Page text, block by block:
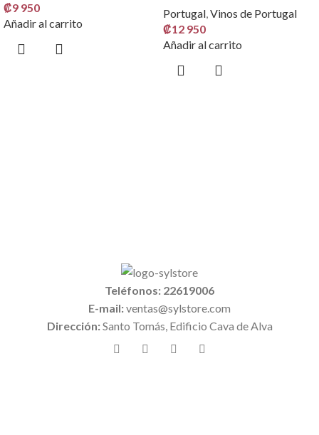
₡9 950
Añadir al carrito
Portugal,Vinos de Portugal
₡12 950
Añadir al carrito
Teléfonos: 22619006
E-mail:ventas@sylstore.com
Dirección:Santo Tomás, Edificio Cava de Alva